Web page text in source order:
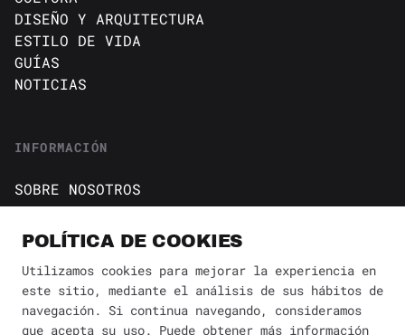
DISEÑO Y ARQUITECTURA
ESTILO DE VIDA
GUÍAS
NOTICIAS
INFORMACIÓN
SOBRE NOSOTROS
CONTACTO
Política de cookies
AVISO DE PRIVACIDAD
✕
BÚSQUEDA
POLÍTICA DE COOKIES
Utilizamos cookies para mejorar la experiencia en
este sitio, mediante el análisis de sus hábitos de
navegación. Si continua navegando, consideramos
que acepta su uso. Puede obtener más información